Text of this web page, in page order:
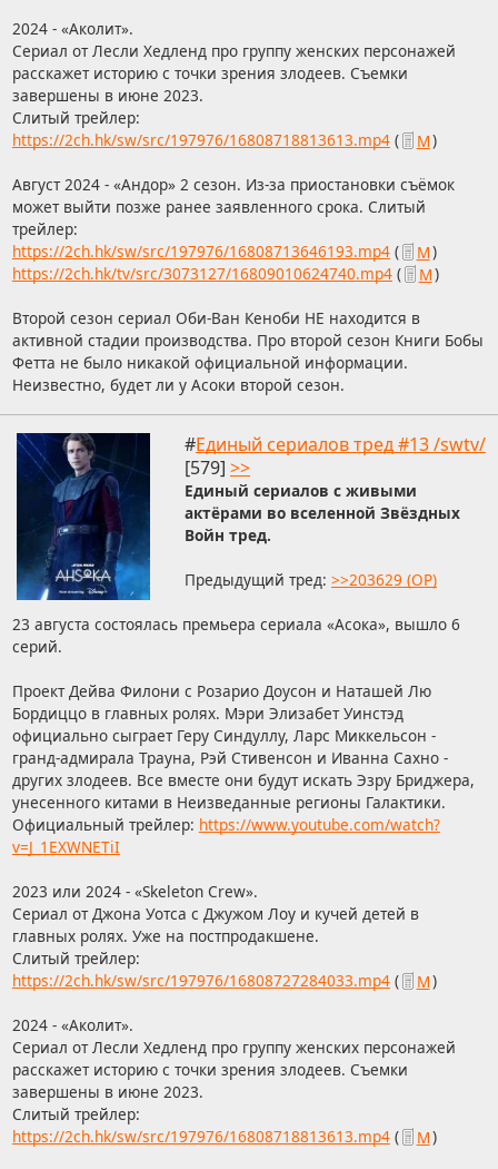
2024 - «Аколит».
Сериал от Лесли Хедленд про группу женских персонажей
расскажет историю с точки зрения злодеев. Съемки
завершены в июне 2023.
Слитый трейлер:
https://2ch.hk/sw/src/197976/16808718813613.mp4( М)
Август 2024 - «Андор» 2 сезон. Из-за приостановки съёмок
может выйти позже ранее заявленного срока. Слитый
трейлер:
https://2ch.hk/sw/src/197976/16808713646193.mp4( М)
https://2ch.hk/tv/src/3073127/16809010624740.mp4( М)
Второй сезон сериал Оби-Ван Кеноби НЕ находится в
активной стадии производства. Про второй сезон Книги Бобы
Фетта не было никакой официальной информации.
Неизвестно, будет ли у Асоки второй сезон.
#Единый сериалов тред #13 /swtv/
[579] >>
Единый сериалов с живыми
актёрами во вселенной Звёздных
Войн тред.
Предыдущий тред: >>203629 (OP)
23 августа состоялась премьера сериала «Асока», вышло 6
серий.
Проект Дейва Филони с Розарио Доусон и Наташей Лю
Бордиццо в главных ролях. Мэри Элизабет Уинстэд
официально сыграет Геру Синдуллу, Ларс Миккельсон -
гранд-адмирала Трауна, Рэй Стивенсон и Иванна Сахно -
других злодеев. Все вместе они будут искать Эзру Бриджера,
унесенного китами в Неизведанные регионы Галактики.
Официальный трейлер: https://www.youtube.com/watch?
v=J_1EXWNETiI
2023 или 2024 - «Skeleton Crew».
Сериал от Джона Уотса с Джужом Лоу и кучей детей в
главных ролях. Уже на постпродакшене.
Слитый трейлер:
https://2ch.hk/sw/src/197976/16808727284033.mp4( М)
2024 - «Аколит».
Сериал от Лесли Хедленд про группу женских персонажей
расскажет историю с точки зрения злодеев. Съемки
завершены в июне 2023.
Слитый трейлер:
https://2ch.hk/sw/src/197976/16808718813613.mp4( М)